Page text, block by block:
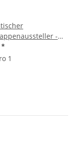
-
- 2er Set
*
1